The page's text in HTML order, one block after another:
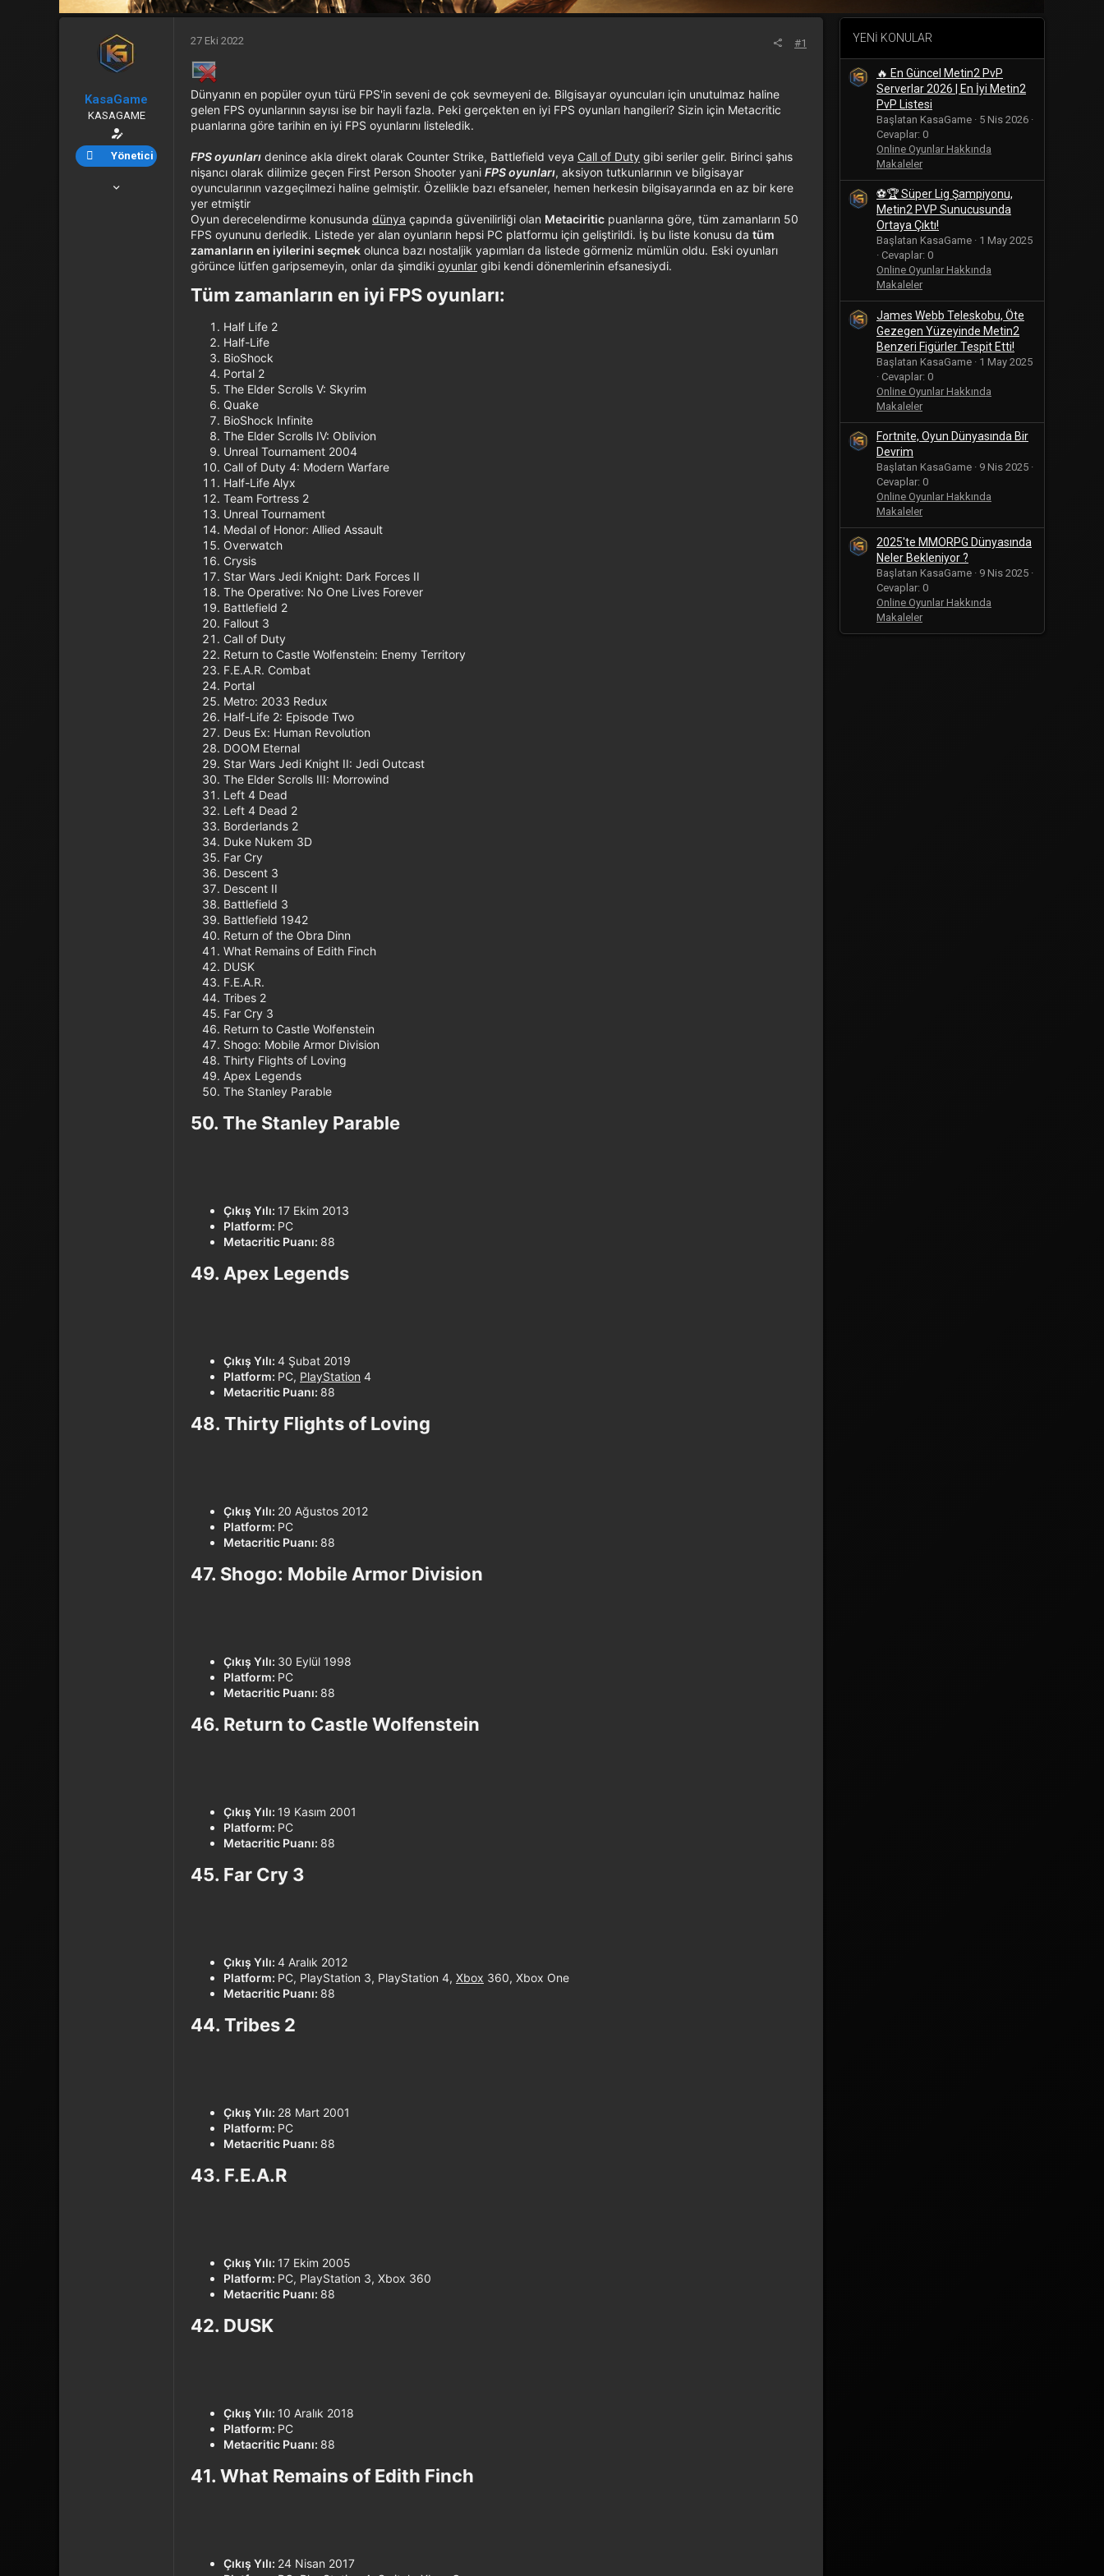
KasaGame
KASAGAME
Yönetici
7 Eyl 2022
27 Eki 2022 #1
Dünyanın en popüler oyun türü FPS'in seveni de çok sevmeyeni de. Bilgisayar oyuncuları için unutulmaz haline
gelen FPS oyunlarının sayısı ise bir hayli fazla. Peki gerçekten en iyi FPS oyunları hangileri? Sizin için Metacritic
puanlarına göre tarihin en iyi FPS oyunlarını listeledik.
FPS oyunları denince akla direkt olarak Counter Strike, Battlefield veya Call of Duty gibi seriler gelir. Birinci şahıs
nişancı olarak dilimize geçen First Person Shooter yani FPS oyunları, aksiyon tutkunlarının ve bilgisayar
oyuncularının vazgeçilmezi haline gelmiştir. Özellikle bazı efsaneler, hemen herkesin bilgisayarında en az bir kere
yer etmiştir
Oyun derecelendirme konusunda dünya çapında güvenilirliği olan Metaciritic puanlarına göre, tüm zamanların 50
FPS oyununu derledik. Listede yer alan oyunların hepsi PC platformu için geliştirildi. İş bu liste konusu da tüm
zamanların en iyilerini seçmek olunca bazı nostaljik yapımları da listede görmeniz mümlün oldu. Eski oyunları
görünce lütfen garipsemeyin, onlar da şimdiki oyunlar gibi kendi dönemlerinin efsanesiydi.
Tüm zamanların en iyi FPS oyunları:​
Half Life 2
Half-Life
BioShock
Portal 2
The Elder Scrolls V: Skyrim
Quake
BioShock Infinite
The Elder Scrolls IV: Oblivion
Unreal Tournament 2004
Call of Duty 4: Modern Warfare
Half-Life Alyx
Team Fortress 2
Unreal Tournament
Medal of Honor: Allied Assault
Overwatch
Crysis
Star Wars Jedi Knight: Dark Forces II
The Operative: No One Lives Forever
Battlefield 2
Fallout 3
Call of Duty
Return to Castle Wolfenstein: Enemy Territory
F.E.A.R. Combat
Portal
Metro: 2033 Redux
Half-Life 2: Episode Two
Deus Ex: Human Revolution
DOOM Eternal
Star Wars Jedi Knight II: Jedi Outcast
The Elder Scrolls III: Morrowind
Left 4 Dead
Left 4 Dead 2
Borderlands 2
Duke Nukem 3D
Far Cry
Descent 3
Descent II
Battlefield 3
Battlefield 1942
Return of the Obra Dinn
What Remains of Edith Finch
DUSK
F.E.A.R.
Tribes 2
Far Cry 3
Return to Castle Wolfenstein
Shogo: Mobile Armor Division
Thirty Flights of Loving
Apex Legends
The Stanley Parable
50. The Stanley Parable​
Çıkış Yılı: 17 Ekim 2013
Platform: PC
Metacritic Puanı: 88
49. Apex Legends​
Çıkış Yılı: 4 Şubat 2019
Platform: PC, PlayStation 4
Metacritic Puanı: 88
48. Thirty Flights of Loving​
Çıkış Yılı: 20 Ağustos 2012
Platform: PC
Metacritic Puanı: 88
47. Shogo: Mobile Armor Division​
Çıkış Yılı: 30 Eylül 1998
Platform: PC
Metacritic Puanı: 88
46. Return to Castle Wolfenstein​
Çıkış Yılı: 19 Kasım 2001
Platform: PC
Metacritic Puanı: 88
45. Far Cry 3​
Çıkış Yılı: 4 Aralık 2012
Platform: PC, PlayStation 3, PlayStation 4, Xbox 360, Xbox One
Metacritic Puanı: 88
44. Tribes 2​
Çıkış Yılı: 28 Mart 2001
Platform: PC
Metacritic Puanı: 88
43. F.E.A.R​
Çıkış Yılı: 17 Ekim 2005
Platform: PC, PlayStation 3, Xbox 360
Metacritic Puanı: 88
42. DUSK​
Çıkış Yılı: 10 Aralık 2018
Platform: PC
Metacritic Puanı: 88
41. What Remains of Edith Finch​
Çıkış Yılı: 24 Nisan 2017
YENI KONULAR
🔥 En Güncel Metin2 PvP
Serverlar 2026 | En İyi Metin2
PvP Listesi
Başlatan KasaGame
5 Nis 2026
Cevaplar: 0
Online Oyunlar Hakkında
Makaleler
⚽🏆 Süper Lig Şampiyonu,
Metin2 PVP Sunucusunda
Ortaya Çıktı!
Başlatan KasaGame
1 May 2025
Cevaplar: 0
Online Oyunlar Hakkında
Makaleler
James Webb Teleskobu, Öte
Gezegen Yüzeyinde Metin2
Benzeri Figürler Tespit Etti!
Başlatan KasaGame
1 May 2025
Cevaplar: 0
Online Oyunlar Hakkında
Makaleler
Fortnite, Oyun Dünyasında Bir
Devrim
Başlatan KasaGame
9 Nis 2025
Cevaplar: 0
Online Oyunlar Hakkında
Makaleler
2025'te MMORPG Dünyasında
Neler Bekleniyor ?
Başlatan KasaGame
9 Nis 2025
Cevaplar: 0
Online Oyunlar Hakkında
Makaleler